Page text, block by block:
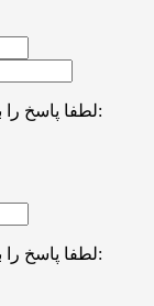
لطفا پاسخ را به عدد انگلیسی وارد کنید:
لطفا پاسخ را به عدد انگلیسی وارد کنید: